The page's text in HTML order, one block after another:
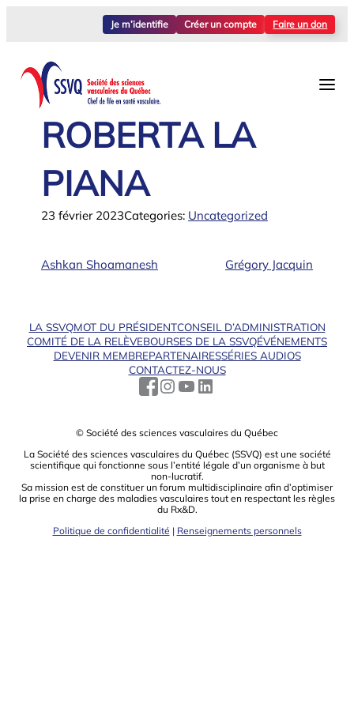
Je m’identifie Créer un compte Faire un don
ROBERTA LA
PIANA
23 février 2023Categories: Uncategorized
Ashkan Shoamanesh Grégory Jacquin
LA SSVQMOT DU PRÉSIDENTCONSEIL D’ADMINISTRATION
COMITÉ DE LA RELÈVEBOURSES DE LA SSVQÉVÉNEMENTS
DEVENIR MEMBREPARTENAIRESSÉRIES AUDIOS
CONTACTEZ-NOUS
© Société des sciences vasculaires du Québec
La Société des sciences vasculaires du Québec (SSVQ) est une société
scientiﬁque qui fonctionne sous l’entité légale d’un organisme à but
non-lucratif.
Sa mission est de constituer un forum multidisciplinaire aﬁn d’optimiser
la prise en charge des maladies vasculaires tout en respectant les règles
du Rx&D.
Politique de confidentialité | Renseignements personnels